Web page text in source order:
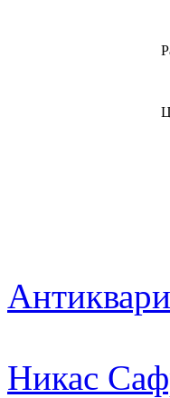
Никас